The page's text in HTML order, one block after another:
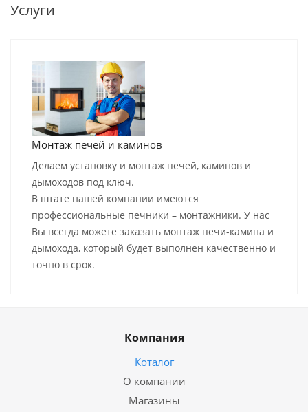
Услуги
Монтаж печей и каминов
Делаем установку и монтаж печей, каминов и
дымоходов под ключ.
В штате нашей компании имеются
профессиональные печники – монтажники. У нас
Вы всегда можете заказать монтаж печи-камина и
дымохода, который будет выполнен качественно и
точно в срок.
Компания
Коталог
О компании
Магазины